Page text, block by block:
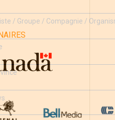
/ Groupe / Compagnie /